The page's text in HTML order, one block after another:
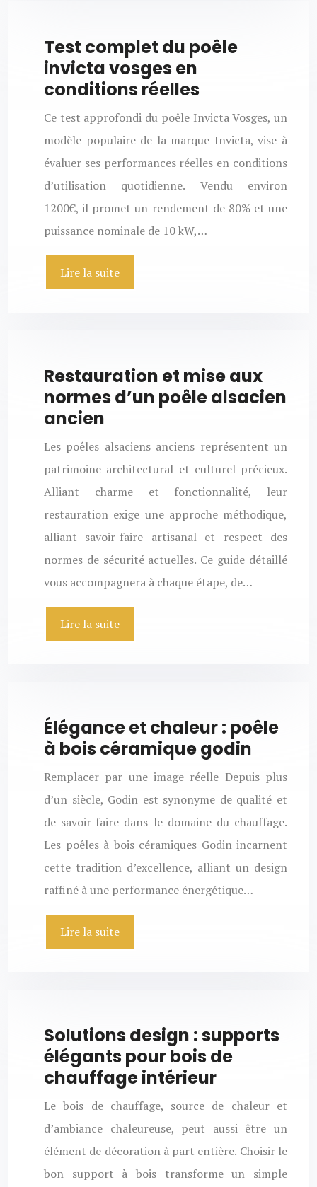
Test complet du poêle
invicta vosges en
conditions réelles
Ce test approfondi du poêle Invicta Vosges, un
modèle populaire de la marque Invicta, vise à
évaluer ses performances réelles en conditions
d’utilisation quotidienne. Vendu environ
1200€, il promet un rendement de 80% et une
puissance nominale de 10 kW,…
Lire la suite
Restauration et mise aux
normes d’un poêle alsacien
ancien
Les poêles alsaciens anciens représentent un
patrimoine architectural et culturel précieux.
Alliant charme et fonctionnalité, leur
restauration exige une approche méthodique,
alliant savoir-faire artisanal et respect des
normes de sécurité actuelles. Ce guide détaillé
vous accompagnera à chaque étape, de…
Lire la suite
Élégance et chaleur : poêle
à bois céramique godin
Remplacer par une image réelle Depuis plus
d’un siècle, Godin est synonyme de qualité et
de savoir-faire dans le domaine du chauffage.
Les poêles à bois céramiques Godin incarnent
cette tradition d’excellence, alliant un design
raffiné à une performance énergétique…
Lire la suite
Solutions design : supports
élégants pour bois de
chauffage intérieur
Le bois de chauffage, source de chaleur et
d’ambiance chaleureuse, peut aussi être un
élément de décoration à part entière. Choisir le
bon support à bois transforme un simple